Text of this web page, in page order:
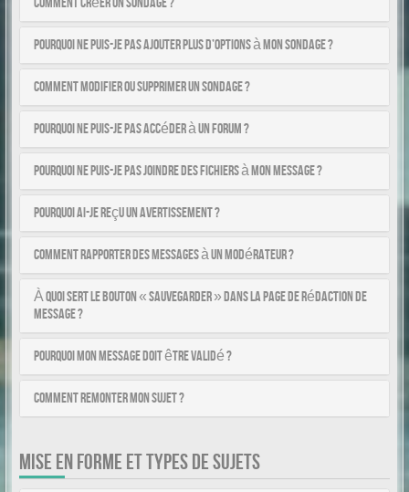
Pourquoi ne puis-je pas ajouter plus d’options à mon sondage ?
Comment modifier ou supprimer un sondage ?
Pourquoi ne puis-je pas accéder à un forum ?
Pourquoi ne puis-je pas joindre des fichiers à mon message ?
Pourquoi ai-je reçu un avertissement ?
Comment rapporter des messages à un modérateur ?
À quoi sert le bouton « Sauvegarder » dans la page de rédaction de
message ?
Pourquoi mon message doit être validé ?
Comment remonter mon sujet ?
MISE EN FORME ET TYPES DE SUJETS